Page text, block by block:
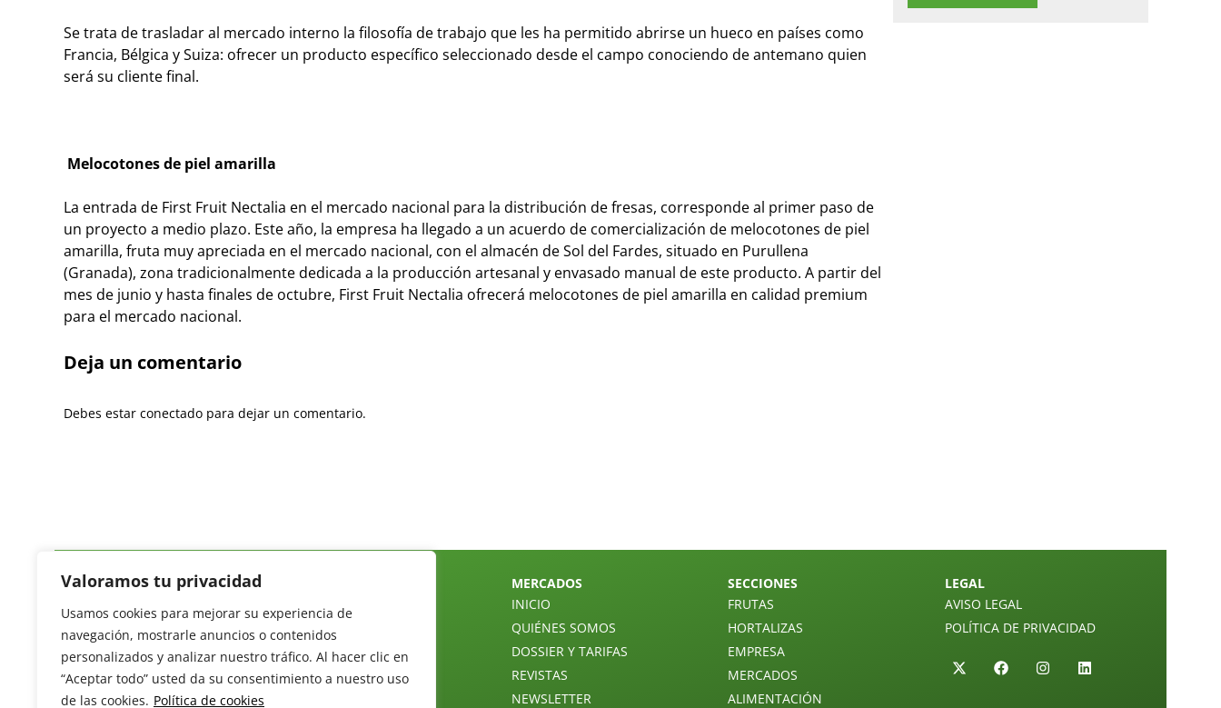
Valoramos tu privacidad
Usamos cookies para mejorar su experiencia de
navegación, mostrarle anuncios o contenidos
personalizados y analizar nuestro tráfico. Al hacer clic en
“Aceptar todo” usted da su consentimiento a nuestro uso
de las cookies. Política de cookies
Se trata de trasladar al mercado interno la filosofía de trabajo que les ha permitido abrirse un hueco en países como
Francia, Bélgica y Suiza: ofrecer un producto específico seleccionado desde el campo conociendo de antemano quien
será su cliente final.
Melocotones de piel amarilla
La entrada de First Fruit Nectalia en el mercado nacional para la distribución de fresas, corresponde al primer paso de
un proyecto a medio plazo. Este año, la empresa ha llegado a un acuerdo de comercialización de melocotones de piel
amarilla, fruta muy apreciada en el mercado nacional, con el almacén de Sol del Fardes, situado en Purullena
(Granada), zona tradicionalmente dedicada a la producción artesanal y envasado manual de este producto. A partir del
mes de junio y hasta finales de octubre, First Fruit Nectalia ofrecerá melocotones de piel amarilla en calidad premium
para el mercado nacional.
Deja un comentario
Debes estar conectado para dejar un comentario.
Revista del Sector Hortofrutícola
C/ Presidente Cárdenas nº 10.
41013 Sevilla. ESPAÑA
Tel: (+34) 954 25 88 51
MERCADOS
INICIO
QUIÉNES SOMOS
DOSSIER Y TARIFAS
REVISTAS
NEWSLETTER
SECCIONES
FRUTAS
HORTALIZAS
EMPRESA
MERCADOS
ALIMENTACIÓN
LEGAL
AVISO LEGAL
POLÍTICA DE PRIVACIDAD